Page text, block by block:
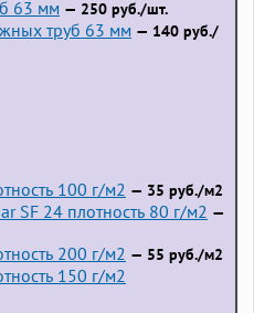
63 мм — 250 руб./шт.
труб 63 мм — 140 руб./
100 г/м2 — 35 руб./м2
SF 24 плотность 80 г/м2 —
200 г/м2 — 55 руб./м2
150 г/м2